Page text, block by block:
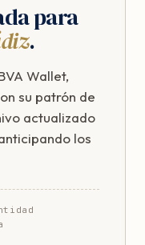
para
.
Wallet,
su patrón de
actualizado
los